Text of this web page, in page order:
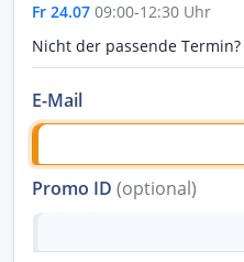
Fr 24.07 09:00-12:30 Uhr
Nicht der passende Termin?
E-Mail
Promo ID (optional)